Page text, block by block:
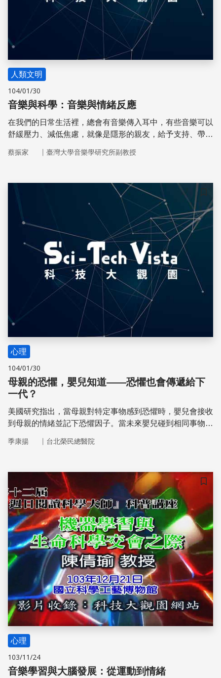
人類文明
104/01/30
音樂與科學：音樂與情緒反應
在我們的日常生活裡，總會有音樂傳入耳中，有些音樂可以
舒緩壓力、減低焦慮，就像是隱形的親友，給予支持、帶來
蔡振家 ｜ 臺灣大學音樂學研究所副教授
儲存
心理
104/01/30
母親的恐懼，嬰兒知道——恐懼也會傳遞給下
一代？
美國研究指出，當母親對特定事物感到恐懼時，嬰兒會接收
到母親的情緒並記下恐懼因子。當未來嬰兒碰到相同事物
「自保」，嬰兒會感受父母的情感來影響自己的行為以及安
季康揚 ｜ 台北榮民總醫院
儲存
心理
103/11/24
音樂學習與大腦發展：從運動到情緒